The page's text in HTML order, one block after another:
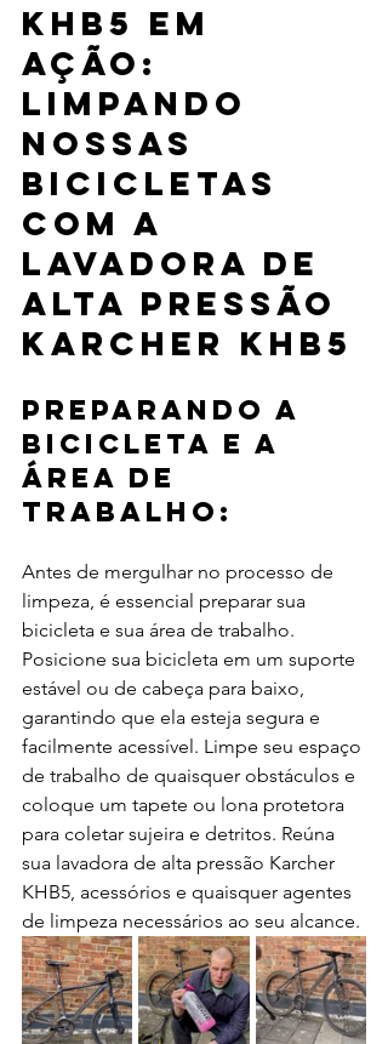
KHB5 em
ação:
limpando
nossas
bicicletas
com a
lavadora de
alta pressão
Karcher KHB5
Preparando a
bicicleta e a
área de
trabalho:
Antes de mergulhar no processo de
limpeza, é essencial preparar sua
bicicleta e sua área de trabalho.
Posicione sua bicicleta em um suporte
estável ou de cabeça para baixo,
garantindo que ela esteja segura e
facilmente acessível. Limpe seu espaço
de trabalho de quaisquer obstáculos e
coloque um tapete ou lona protetora
para coletar sujeira e detritos. Reúna
sua lavadora de alta pressão Karcher
KHB5, acessórios e quaisquer agentes
de limpeza necessários ao seu alcance.